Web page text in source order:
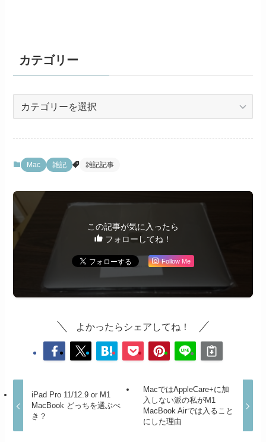
カテゴリー
ー
Mac 雑記 雑記記事
この記事が気に入ったら
フォローしてね！
Follow Me
よかったらシェアしてね！
iPad Pro 11/12.9 or M1
MacBook どっちを選ぶべ
き？
MacではAppleCare+に加
入しない派の私がM1
MacBook Airでは入ること
にした理由